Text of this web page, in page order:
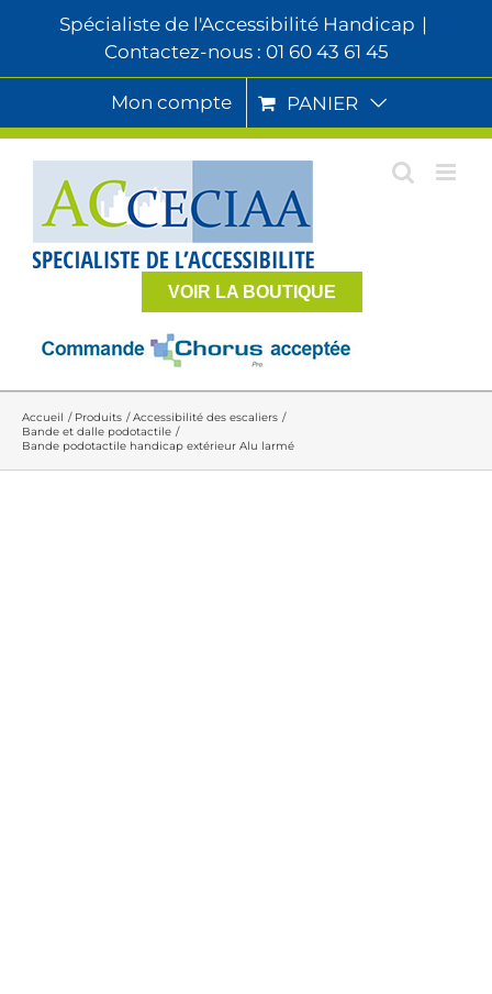
Spécialiste de l'Accessibilité Handicap |
Contactez-nous : 01 60 43 61 45
Mon compte PANIER
VOIR LA BOUTIQUE
Accueil Produits
Accessibilité des escaliers
Bande et dalle podotactile
Bande podotactile handicap extérieur Alu larmé